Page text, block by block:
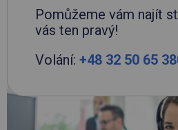
Pomůžeme vám najít
vás ten pravý!
Volání: +48 32 50 65